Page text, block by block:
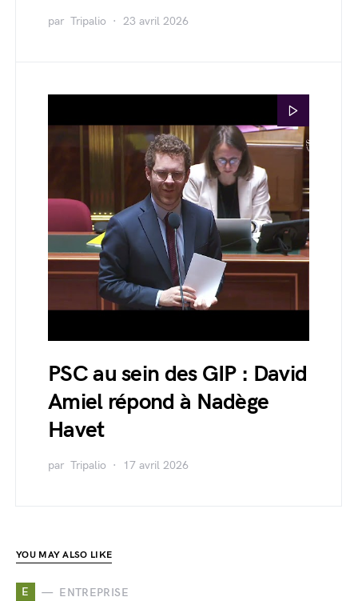
par Tripalio 23 avril 2026
PSC au sein des GIP : David
Amiel répond à Nadège
Havet
par Tripalio 17 avril 2026
YOU MAY ALSO LIKE
E ENTREPRISE